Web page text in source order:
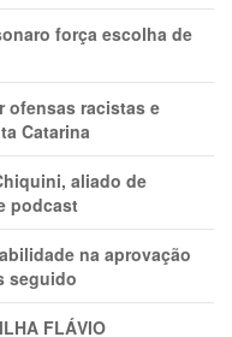
força escolha de
ofensas racistas e
Catarina
aliado de
podcast
na aprovação
seguido
FLÁVIO